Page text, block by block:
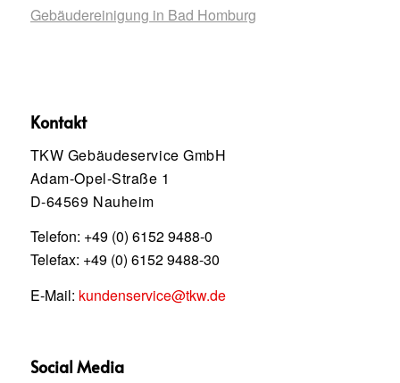
Gebäudereinigung in Bad Homburg
Kontakt
TKW Gebäudeservice GmbH
Adam-Opel-Straße 1
D-64569 Nauheim
Telefon: +49 (0) 6152 9488-0
Telefax: +49 (0) 6152 9488-30
E-Mail: kundenservice@tkw.de
Social Media